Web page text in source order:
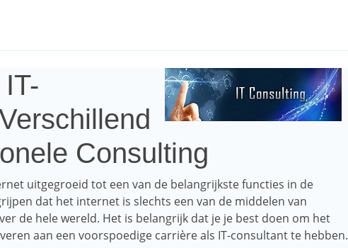
Consulting
uitgegroeid tot een van de belangrijkste functies in de
dat het internet is slechts een van de middelen van
de hele wereld. Het is belangrijk dat je je best doen om het
aan een voorspoedige carrière als IT-consultant te hebben.